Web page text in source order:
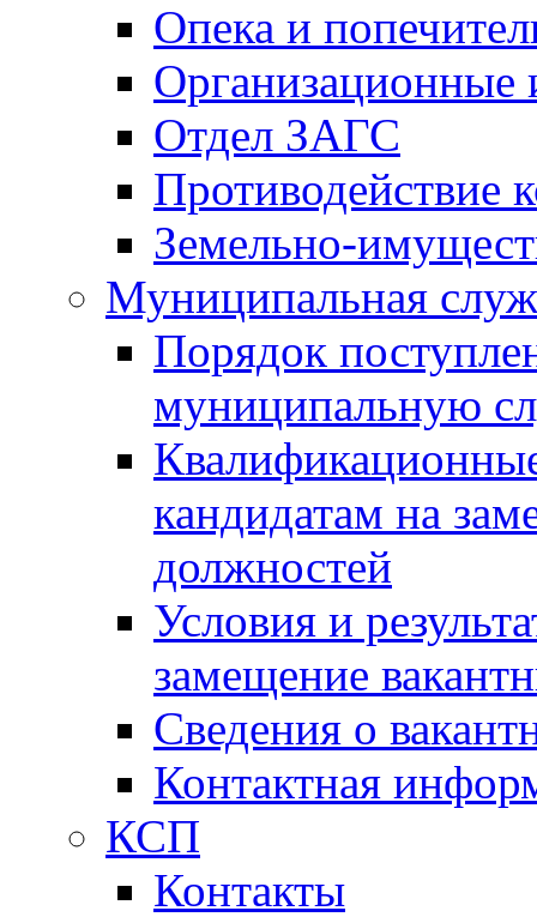
Опека и
Отдел ЗАГС
Противодействие
Земельно-
Муниципальная
Порядок
муниципальную
кандидатам на
должностей
Условия и
замещение
Сведения о
Контактная
КСП
Контакты